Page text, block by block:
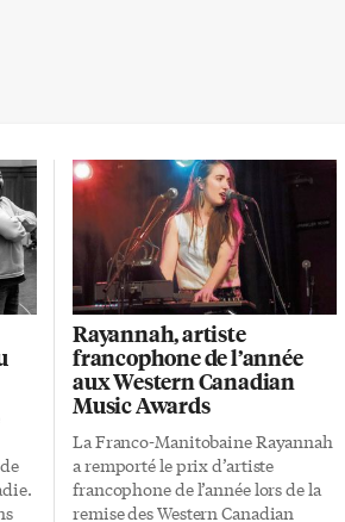
Rayannah, artiste
francophone de l’année
aux Western Canadian
Music Awards
La Franco-Manitobaine Rayannah
a remporté le prix d’artiste
francophone de l’année lors de la
remise des Western Canadian